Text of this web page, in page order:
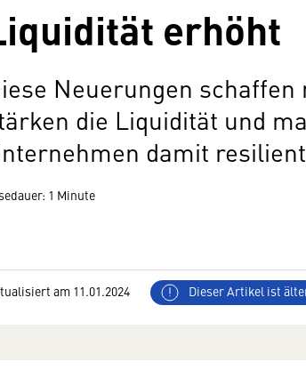
erhöht
Neuerungen
die Liquidität und
damit
1 Minute
am 11.01.2024 Dieser Artikel ist